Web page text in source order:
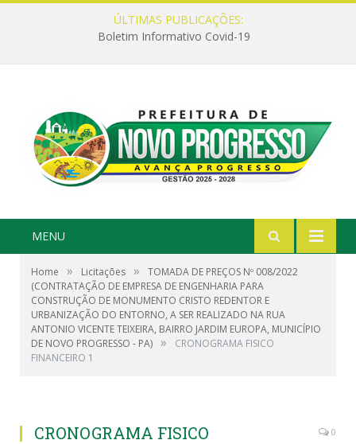
ÚLTIMAS PUBLICAÇÕES:
Boletim Informativo Covid-19
MENU
Home » Licitações »
TOMADA DE PREÇOS Nº 008/2022
(CONTRATAÇÃO DE EMPRESA DE ENGENHARIA PARA
CONSTRUÇÃO DE MONUMENTO CRISTO REDENTOR E
URBANIZAÇÃO DO ENTORNO, A SER REALIZADO NA RUA
ANTONIO VICENTE TEIXEIRA, BAIRRO JARDIM EUROPA, MUNICÍPIO
DE NOVO PROGRESSO - PA) »
CRONOGRAMA FISICO
FINANCEIRO 1
CRONOGRAMA FISICO
0